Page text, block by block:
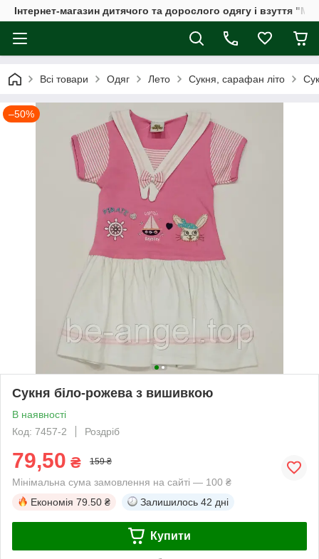
Інтернет-магазин дитячого та дорослого одягу і взуття
Всі товари Одяг Лето Сукня, сарафан літо
–50%
Сукня біло-рожева з вишивкою
В наявності
Код: 7457-2
Роздріб
79,50 ₴ 159 ₴
Мінімальна сума замовлення на сайті — 100 ₴
Економія 79.50 ₴ Залишилось 42 дні
Купити